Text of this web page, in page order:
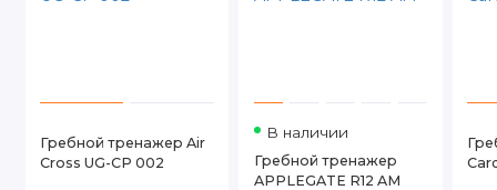
Гребной тренажер Air
Cross UG-CP 002
В наличии
Гребной тренажер
APPLEGATE R12 AM